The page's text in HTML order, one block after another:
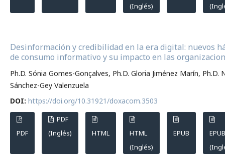
(Inglés)
Desinformación y credibilidad en la era digital: nuevos
de consumo informativo y su impacto en las
Ph.D. Sónia Gomes-Gonçalves, Ph.D. Gloria Jiménez Marín, Ph.D.
Sánchez-Gey Valenzuela
DOI: https://doi.org/10.31921/doxacom.3503
PDF
PDF
(Inglés)
HTML
HTML
(Inglés)
EPUB